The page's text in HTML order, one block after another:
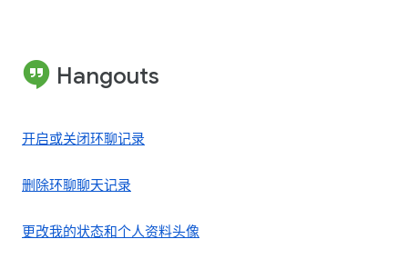
Hangouts
开启或关闭环聊记录
删除环聊聊天记录
更改我的状态和个人资料头像